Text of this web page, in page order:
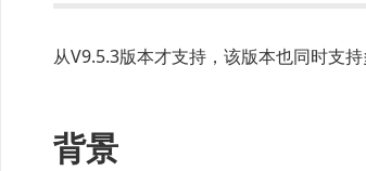
从V9.5.3版本才支持，该版本也同时支
背景